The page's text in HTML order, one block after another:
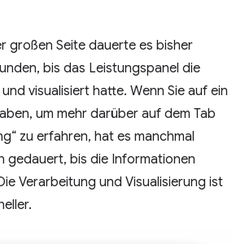
großen Seite dauerte es bisher
bis das Leistungspanel die
visualisiert hatte. Wenn Sie auf ein
um mehr darüber auf dem Tab
zu erfahren, hat es manchmal
gedauert, bis die Informationen
Verarbeitung und Visualisierung ist